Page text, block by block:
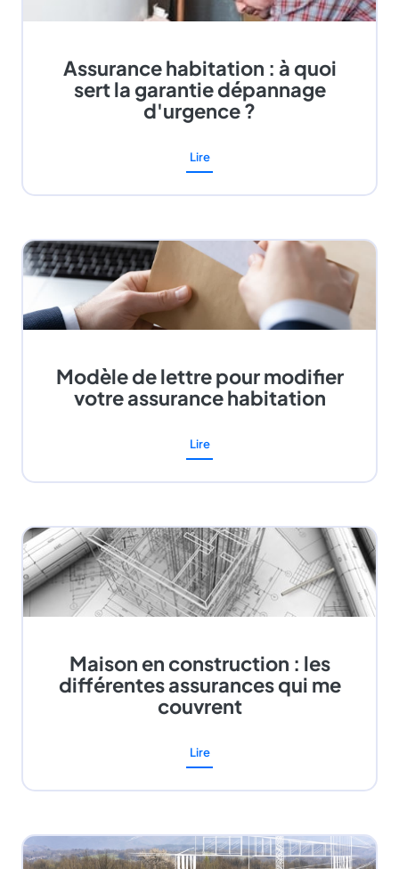
Assurance habitation : à quoi
sert la garantie dépannage
d'urgence ?
Lire
Modèle de lettre pour modifier
votre assurance habitation
Lire
Maison en construction : les
différentes assurances qui me
couvrent
Lire